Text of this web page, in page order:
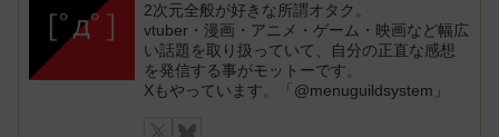
2次元全般が好きな所謂オタク。
vtuber・漫画・アニメ・ゲーム・映画など幅広
い話題を取り扱っていて、自分の正直な感想
を発信する事がモットーです。
Xもやっています。「@menuguildsystem」